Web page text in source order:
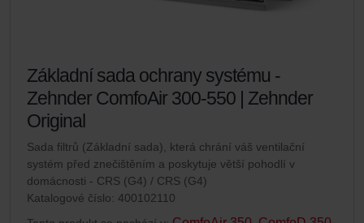
Základní sada ochrany systému -
Zehnder ComfoAir 300-550 | Zehnder
Original
Sada filtrů (Základní sada), která chrání váš ventilační
systém před znečištěním a poskytuje větší pohodlí v
domácnosti - CRS (G4) / CRS (G4)
Katalogové číslo: 400102110